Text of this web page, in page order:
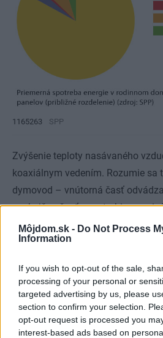
Môjdom.sk - Do Not Process
Information
If you wish to opt-out of the sale,
processing of your personal or
targeted advertising by us, please
section to confirm your selection.
opt-out request is processed you
interest-based ads based on
1165263 SPP
Zvýšenie teploty nasávaného
koaxiálnym vedením. Rozumie sa
dymovod – vnútorná časť
vonkajšou časťou potrubia sa
spaľovacej komory. Pozitívom je
spaľovací priestor je oddelený od
vedenie, nasávací vzduch sa do
samostatným potrubím.
ojedinele využívaná alternatíva.
spalín definujú príslušné normy a